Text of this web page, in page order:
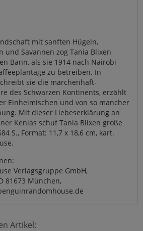
mit sanften Hügeln,
und Savannen zog Tania Blixen
Bann, als sie 1914 nach Nairobi
zu betreiben. In
sie die märchenhaft-
des Schwarzen Kontinents, erzählt
Einheimischen und von so mancher
Mit dieser Liebeserklärung an
Kenias schuf Tania Blixen große
S., Format: 11,7 x 18,6 cm, kart.
Verlagsgruppe GmbH,
81673 München,
Artikel: